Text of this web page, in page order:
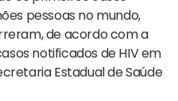
pessoas no mundo,
de acordo com a
notificados de HIV em
Estadual de Saúde